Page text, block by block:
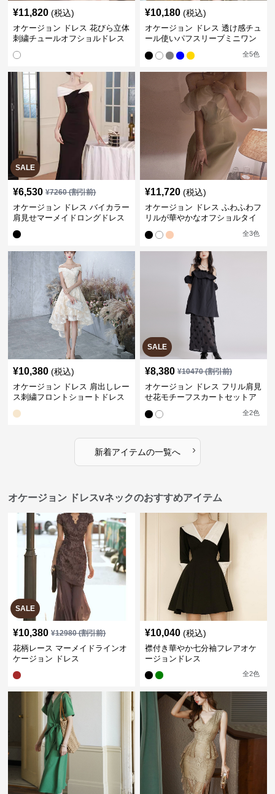
¥11,820 (税込)
オケージョン ドレス 花びら立体
刺繍チュールオフショルドレス
¥10,180 (税込)
オケージョン ドレス 透け感チュ
ール使いパフスリーブミニワン
全5色
SALE
¥6,530 ¥7260(割引前)
オケージョン ドレス バイカラー
肩見せマーメイドロングドレス
¥11,720 (税込)
オケージョン ドレス ふわふわフ
リルが華やかなオフショルタイ
全3色
¥10,380 (税込)
オケージョン ドレス 肩出しレー
ス刺繍フロントショートドレス
SALE
¥8,380 ¥10470(割引前)
オケージョン ドレス フリル肩見
せ花モチーフスカートセットア
全2色
新着アイテムの一覧へ ›
オケージョン ドレスvネックのおすすめアイテム
SALE
¥10,380 ¥12980(割引前)
花柄レース マーメイドラインオ
ケージョン ドレス
¥10,040 (税込)
襟付き華やか七分袖フレアオケ
ージョンドレス
全2色